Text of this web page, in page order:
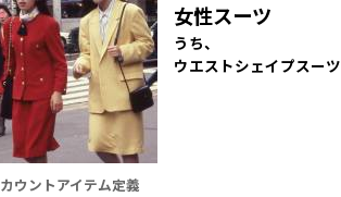
女性スーツ
うち、
ウエストシェイプスーツ
カウントアイテム定義